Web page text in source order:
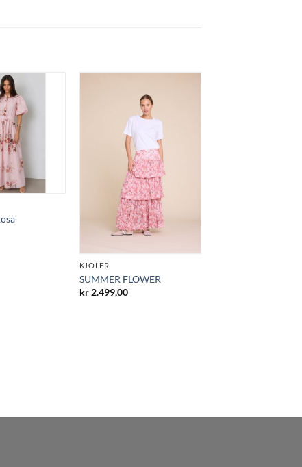
Legg til
ønskeliste
ønskeliste
KJOLER
SUMMER FLOWER
kr2.499,00